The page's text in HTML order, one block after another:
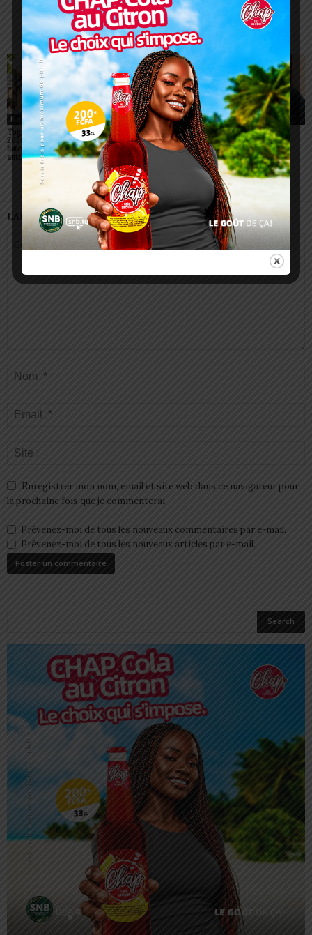
ARTICLES CONNEXES PLUS DE L'AUTEUR
Non classé
Togo/ Rentrée scolaire
2026-2027: consultez la
liste officielle des écoles
autorisées
Non classé
ESSAL 2026 : les
admissibles convoqués
pour la visite médicale à
Lomé
Non classé
Glory Night 2026: Dr
Sonnie Badu reçu par
Faure Gnassingbé
LAISSER UN COMMENTAIRE
Enregistrer mon nom, email et site web dans ce navigateur pour
la prochaine fois que je commenterai.
Prévenez-moi de tous les nouveaux commentaires par e-mail.
Prévenez-moi de tous les nouveaux articles par e-mail.